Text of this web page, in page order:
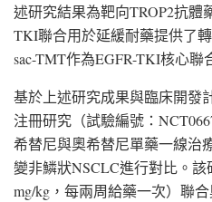
述研究結果為靶向TROP2抗體
TKI聯合用於延緩耐藥提供了
sac-TMT作為EGFR-TKI核心聯
基於上述研究成果與臨床開發
注冊研究（試驗編號：
希替尼與奧希替尼單藥一線治
變非鱗狀NSCLC進行對比。該
mg/kg，每兩周給藥一次）聯